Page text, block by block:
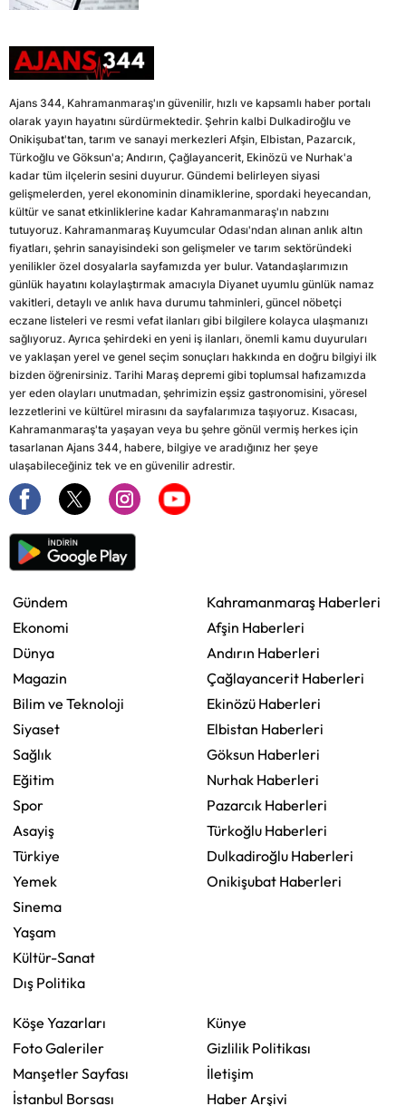
Ajans 344, Kahramanmaraş'ın güvenilir, hızlı ve kapsamlı haber portalı
olarak yayın hayatını sürdürmektedir. Şehrin kalbi Dulkadiroğlu ve
Onikişubat'tan, tarım ve sanayi merkezleri Afşin, Elbistan, Pazarcık,
Türkoğlu ve Göksun'a; Andırın, Çağlayancerit, Ekinözü ve Nurhak'a
kadar tüm ilçelerin sesini duyurur. Gündemi belirleyen siyasi
gelişmelerden, yerel ekonominin dinamiklerine, spordaki heyecandan,
kültür ve sanat etkinliklerine kadar Kahramanmaraş'ın nabzını
tutuyoruz. Kahramanmaraş Kuyumcular Odası'ndan alınan anlık altın
fiyatları, şehrin sanayisindeki son gelişmeler ve tarım sektöründeki
yenilikler özel dosyalarla sayfamızda yer bulur. Vatandaşlarımızın
günlük hayatını kolaylaştırmak amacıyla Diyanet uyumlu günlük namaz
vakitleri, detaylı ve anlık hava durumu tahminleri, güncel nöbetçi
eczane listeleri ve resmi vefat ilanları gibi bilgilere kolayca ulaşmanızı
sağlıyoruz. Ayrıca şehirdeki en yeni iş ilanları, önemli kamu duyuruları
ve yaklaşan yerel ve genel seçim sonuçları hakkında en doğru bilgiyi ilk
bizden öğrenirsiniz. Tarihi Maraş depremi gibi toplumsal hafızamızda
yer eden olayları unutmadan, şehrimizin eşsiz gastronomisini, yöresel
lezzetlerini ve kültürel mirasını da sayfalarımıza taşıyoruz. Kısacası,
Kahramanmaraş'ta yaşayan veya bu şehre gönül vermiş herkes için
tasarlanan Ajans 344, habere, bilgiye ve aradığınız her şeye
ulaşabileceğiniz tek ve en güvenilir adrestir.
Gündem
Ekonomi
Dünya
Magazin
Bilim ve Teknoloji
Siyaset
Sağlık
Eğitim
Spor
Asayiş
Türkiye
Yemek
Sinema
Yaşam
Kültür-Sanat
Dış Politika
Kahramanmaraş Haberleri
Afşin Haberleri
Andırın Haberleri
Çağlayancerit Haberleri
Ekinözü Haberleri
Elbistan Haberleri
Göksun Haberleri
Nurhak Haberleri
Pazarcık Haberleri
Türkoğlu Haberleri
Dulkadiroğlu Haberleri
Onikişubat Haberleri
Köşe Yazarları
Foto Galeriler
Manşetler Sayfası
İstanbul Borsası
Künye
Gizlilik Politikası
İletişim
Haber Arşivi